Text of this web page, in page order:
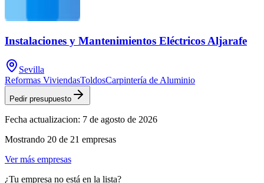
Instalaciones y Mantenimientos Eléctricos Aljarafe
Sevilla
Reformas ViviendasToldosCarpintería de Aluminio
Pedir presupuesto
Fecha actualizacion: 7 de agosto de 2026
Mostrando 20 de 21 empresas
Ver más empresas
¿Tu empresa no está en la lista?